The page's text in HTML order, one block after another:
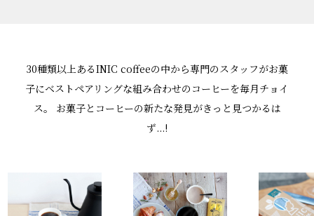
30種類以上あるINIC coffeeの中から専門のスタッフがお菓
子にベストペアリングな組み合わせのコーヒーを毎月チョイ
ス。
お菓子とコーヒーの新たな発見がきっと見つかるは
ず...!